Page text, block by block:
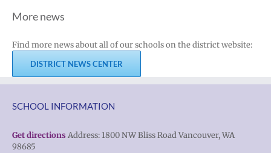
More news
Find more news about all of our schools on the district website:
DISTRICT NEWS CENTER
SCHOOL INFORMATION
Get directions Address: 1800 NW Bliss Road Vancouver, WA
98685